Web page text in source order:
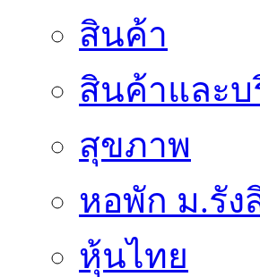
สินค้า
สินค้าและบ
สุขภาพ
หอพัก ม.รัง
หุ้นไทย